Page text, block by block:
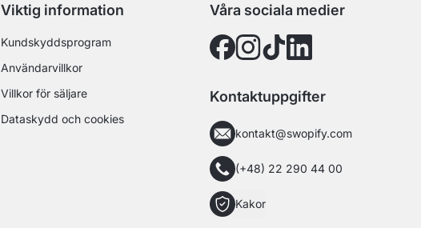
Viktig information
Kundskyddsprogram
Användarvillkor
Villkor för säljare
Dataskydd och cookies
Våra sociala medier
Kontaktuppgifter
kontakt@swopify.com
(+48) 22 290 44 00
Kakor